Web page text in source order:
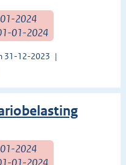
01-2024
01-2024
31-12-2023
01-2024